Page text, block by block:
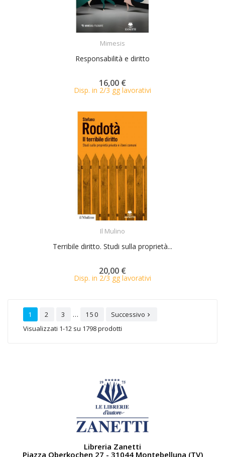
Mimesis
Responsabilità e diritto
16,00 €
Disp. in 2/3 gg lavorativi
Il Mulino
Terribile diritto. Studi sulla proprietà...
20,00 €
Disp. in 2/3 gg lavorativi
1 2 3 … 150 Successivo 
Visualizzati 1-12 su 1798 prodotti
Libreria Zanetti
Piazza Oberkochen 27 - 31044 Montebelluna (TV)